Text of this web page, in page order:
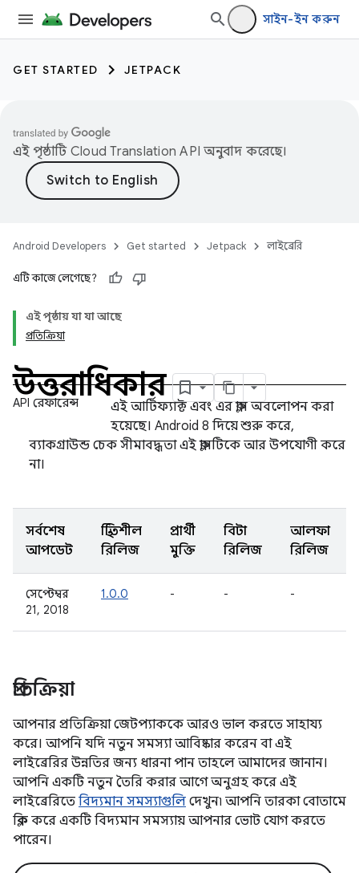
সাইন-ইন করুন
GET STARTED JETPACK
এই পৃষ্ঠাটি Cloud Translation API অনুবাদ করেছে।
Android Developers Get started Jetpack লাইব্রেরি
এটি কাজে লেগেছে?
এই পৃষ্ঠায় যা যা আছে
প্রতিক্রিয়া
উত্তরাধিকার
API রেফারেন্স
এই আর্টিফ্যাক্ট এবং এর ক্লাস অবলোপন করা
হয়েছে। Android 8 দিয়ে শুরু করে,
ব্যাকগ্রাউন্ড চেক সীমাবদ্ধতা এই ক্লাসটিকে আর উপযোগী করে
না।
সর্বশেষ
আপডেট
স্থিতিশীল
রিলিজ
প্রার্থী
মুক্তি
বিটা
রিলিজ
আলফা
রিলিজ
সেপ্টেম্বর
21, 2018
1.0.0 - - -
প্রতিক্রিয়া
আপনার প্রতিক্রিয়া জেটপ্যাককে আরও ভাল করতে সাহায্য
করে। আপনি যদি নতুন সমস্যা আবিষ্কার করেন বা এই
লাইব্রেরির উন্নতির জন্য ধারনা পান তাহলে আমাদের জানান।
আপনি একটি নতুন তৈরি করার আগে অনুগ্রহ করে এই
লাইব্রেরিতে বিদ্যমান সমস্যাগুলি দেখুন৷ আপনি তারকা বোতামে
ক্লিক করে একটি বিদ্যমান সমস্যায় আপনার ভোট যোগ করতে
পারেন।